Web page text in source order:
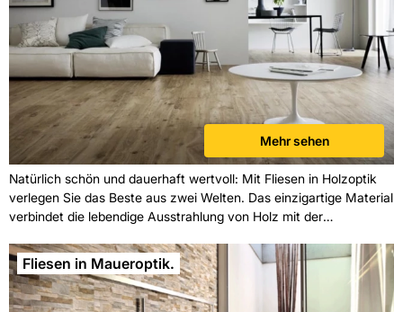
Mehr sehen
Natürlich schön und dauerhaft wertvoll: Mit Fliesen in Holzoptik
verlegen Sie das Beste aus zwei Welten. Das einzigartige Material
verbindet die lebendige Ausstrahlung von Holz mit der
ästhetisch hochwertigen und nachhaltigen Wohnumgebungen.
Fliesen in Maueroptik.